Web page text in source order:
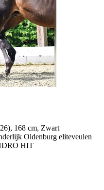
168 cm, Zwart
Oldenburg eliteveulen
HIT